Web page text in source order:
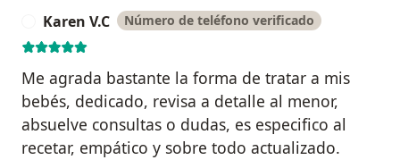
Karen V.C Número de teléfono verificado
Me agrada bastante la forma de tratar a mis
bebés, dedicado, revisa a detalle al menor,
absuelve consultas o dudas, es especifico al
recetar, empático y sobre todo actualizado.